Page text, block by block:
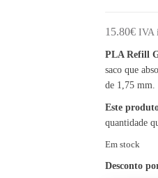
15.80€ IVA
PLA Refill
saco que
de 1,75 mm.
Este
quantidade
Em stock
Desconto